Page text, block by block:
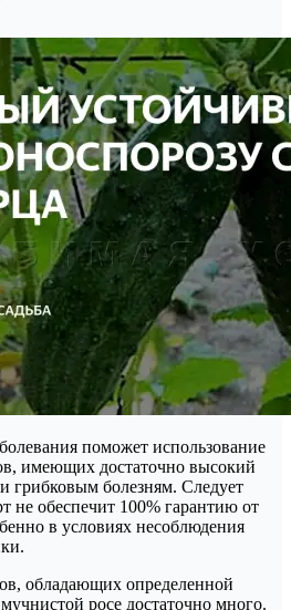
поможет использование
имеющих достаточно высокий
грибковым болезням. Следует
не обеспечит 100% гарантию от
в условиях несоблюдения
обладающих определенной
росе достаточно много.